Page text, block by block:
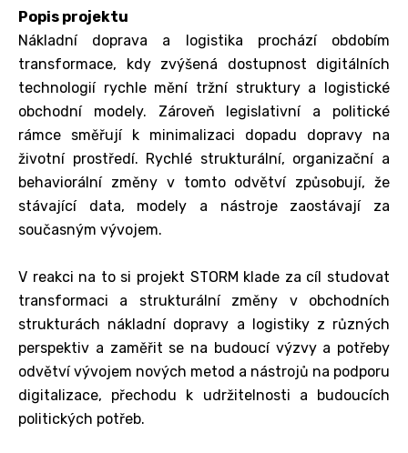
Popis projektu
Nákladní doprava a logistika prochází obdobím
transformace, kdy zvýšená dostupnost digitálních
technologií rychle mění tržní struktury a logistické
obchodní modely. Zároveň legislativní a politické
rámce směřují k minimalizaci dopadu dopravy na
životní prostředí. Rychlé strukturální, organizační a
behaviorální změny v tomto odvětví způsobují, že
stávající data, modely a nástroje zaostávají za
současným vývojem.
V reakci na to si projekt STORM klade za cíl studovat
transformaci a strukturální změny v obchodních
strukturách nákladní dopravy a logistiky z různých
perspektiv a zaměřit se na budoucí výzvy a potřeby
odvětví vývojem nových metod a nástrojů na podporu
digitalizace, přechodu k udržitelnosti a budoucích
politických potřeb.